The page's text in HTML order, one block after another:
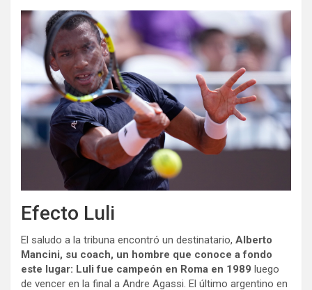
Efecto Luli
El saludo a la tribuna encontró un destinatario, Alberto
Mancini, su coach, un hombre que conoce a fondo
este lugar: Luli fue campeón en Roma en 1989 luego
de vencer en la final a Andre Agassi. El último argentino en